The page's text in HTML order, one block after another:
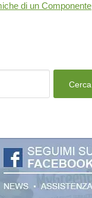
di un Componente
Cerca